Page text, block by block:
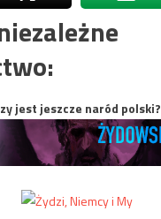
jest jeszcze naród polski?